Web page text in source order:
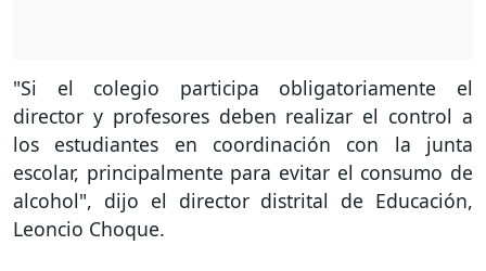
"Si el colegio participa obligatoriamente el
director y profesores deben realizar el control a
los estudiantes en coordinación con la junta
escolar, principalmente para evitar el consumo de
alcohol", dijo el director distrital de Educación,
Leoncio Choque.